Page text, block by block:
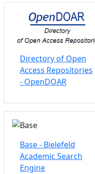
Directory of Open
Access Repositories
- OpenDOAR
Base - Bielefeld
Academic Search
Engine